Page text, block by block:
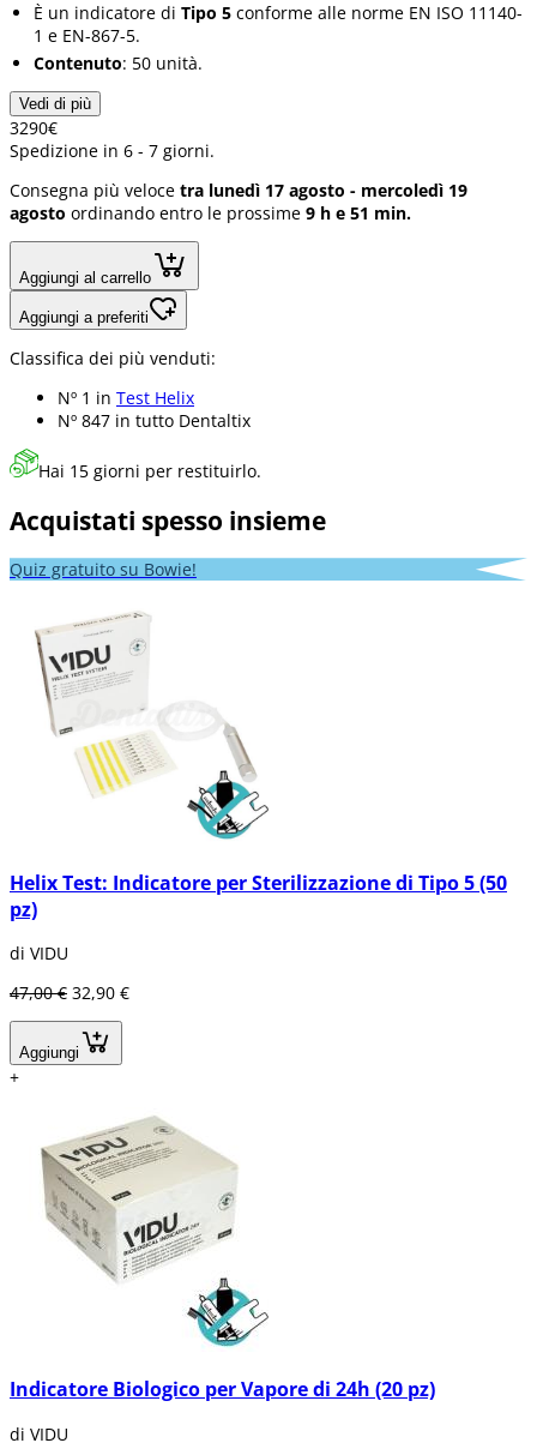
È un indicatore di Tipo 5 conforme alle norme EN ISO 11140-
1 e EN-867-5.
Contenuto: 50 unità.
Vedi di più
3290€
Spedizione in 6 - 7 giorni.
Consegna più veloce tra lunedì 17 agosto - mercoledì 19
agosto ordinando entro le prossime 9 h e 51 min.
Aggiungi al carrello
Aggiungi a preferiti
Classifica dei più venduti:
Nº 1 in Test Helix
Nº 847 in tutto Dentaltix
Hai 15 giorni per restituirlo.
Acquistati spesso insieme
Quiz gratuito su Bowie!
Helix Test: Indicatore per Sterilizzazione di Tipo 5 (50
pz)
di VIDU
47,00 € 32,90 €
Aggiungi
+
Indicatore Biologico per Vapore di 24h (20 pz)
di VIDU